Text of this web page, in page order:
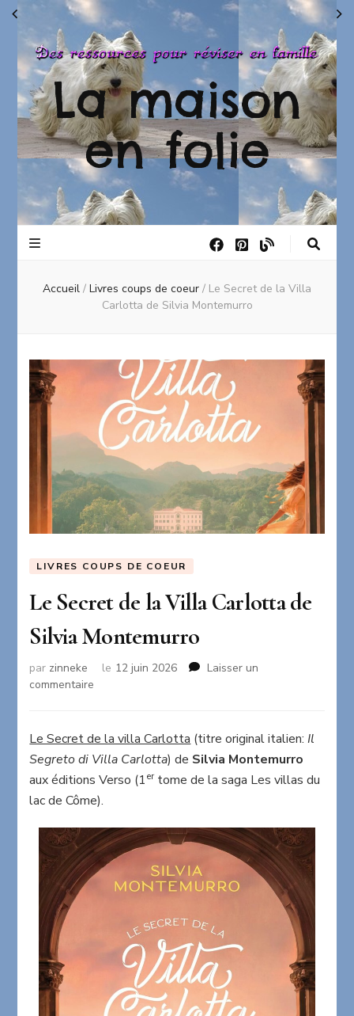
La maison
en folie
Accueil / Livres coups de coeur / Le Secret de la Villa
Carlotta de Silvia Montemurro
LIVRES COUPS DE COEUR
Le Secret de la Villa Carlotta de
Silvia Montemurro
par zinneke le 12 juin 2026
Laisser un
commentaire
de
Villa
Carlotta
de
Montemurro
Le Secret de la villa Carlotta (titre original italien:Il
Segreto di Villa Carlotta) de Silvia Montemurro
aux éditions Verso (1ertome de la saga Les villas du
lac de Côme).